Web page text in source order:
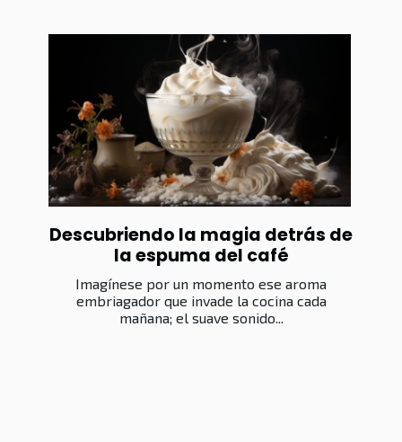
Descubriendo la magia detrás de
la espuma del café
Imagínese por un momento ese aroma
embriagador que invade la cocina cada
mañana; el suave sonido...